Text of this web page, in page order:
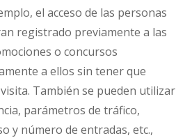
el acceso de las personas
registrado previamente a las
o concursos
a ellos sin tener que
También se pueden utilizar
parámetros de tráfico,
y número de entradas, etc.,